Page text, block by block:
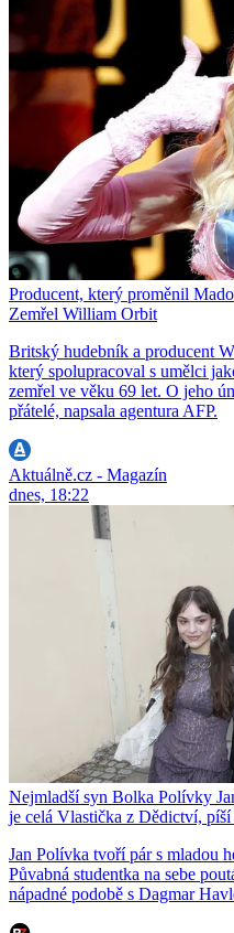
Producent, který proměnil
Zemřel William Orbit
Britský hudebník a producent
který spolupracoval s umělci
zemřel ve věku 69 let. O jeho
přátelé, napsala agentura AFP.
Aktuálně.cz - Magazín
dnes, 18:22
Nejmladší syn Bolka Polívky
je celá Vlastička z Dědictví,
Jan Polívka tvoří pár s mladou
Půvabná studentka na sebe
nápadné podobě s Dagmar